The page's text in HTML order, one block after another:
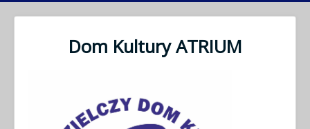
Dom Kultury ATRIUM